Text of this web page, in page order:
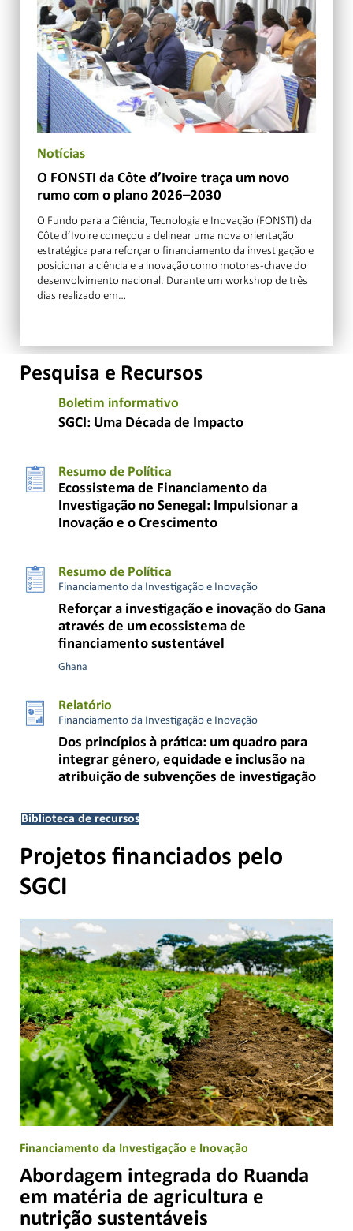
Notícias
O FONSTI da Côte d’Ivoire traça um novo
rumo com o plano 2026–2030
O Fundo para a Ciência, Tecnologia e Inovação (FONSTI) da
Côte d’Ivoire começou a delinear uma nova orientação
estratégica para reforçar o financiamento da investigação e
posicionar a ciência e a inovação como motores-chave do
desenvolvimento nacional. Durante um workshop de três
dias realizado em…
Pesquisa e Recursos
Boletim informativo
SGCI: Uma Década de Impacto
Resumo de Política
Ecossistema de Financiamento da
Investigação no Senegal: Impulsionar a
Inovação e o Crescimento
Resumo de Política
Financiamento da Investigação e Inovação
Reforçar a investigação e inovação do Gana
através de um ecossistema de
financiamento sustentável
Ghana
Relatório
Financiamento da Investigação e Inovação
Dos princípios à prática: um quadro para
integrar género, equidade e inclusão na
atribuição de subvenções de investigação
Biblioteca de recursos
Projetos financiados pelo
SGCI
Financiamento da Investigação e Inovação
Abordagem integrada do Ruanda
em matéria de agricultura e
nutrição sustentáveis